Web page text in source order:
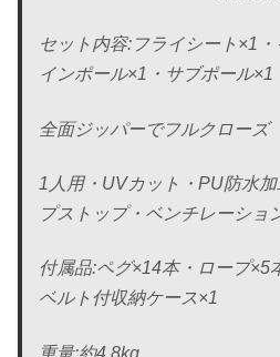
セット内容:フライシート×1
インポール×1・サブポール×1
全面ジッパーでフルクローズ
1人用・UVカット・PU防水
プストップ・ベンチレーショ
付属品:ペグ×14本・ロープ×5
ベルト付収納ケース×1
重量:約4.8kg